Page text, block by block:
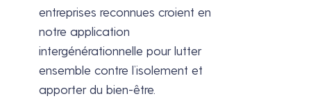
entreprises reconnues croient en
notre application
intergénérationnelle pour lutter
ensemble contre l’isolement et
apporter du bien-être.